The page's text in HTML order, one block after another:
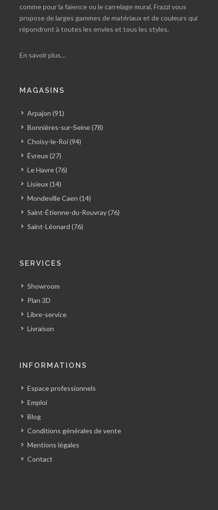
comme pour la faïence ou le carrelage mural, Frazzi vous
propose de larges gammes de matériaux et de couleurs qui
répondront à toutes les envies et tous les styles.
En savoir plus…
MAGASINS
Arpajon (91)
Bonnières-sur-Seine (78)
Choisy-le-Roi (94)
Évreux (27)
Le Havre (76)
Lisieux (14)
Mondeville Caen (14)
Saint-Étienne-du-Rouvray (76)
Saint-Léonard (76)
SERVICES
Showroom
Plan 3D
Libre-service
Livraison
INFORMATIONS
Espace professionnels
Emploi
Blog
Conditions générales de vente
Mentions légales
Contact